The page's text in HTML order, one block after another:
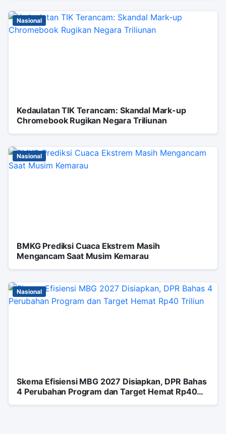
Nasional
Kedaulatan TIK Terancam: Skandal Mark-up
Chromebook Rugikan Negara Triliunan
Nasional
BMKG Prediksi Cuaca Ekstrem Masih
Mengancam Saat Musim Kemarau
Nasional
Skema Efisiensi MBG 2027 Disiapkan, DPR Bahas
4 Perubahan Program dan Target Hemat Rp40